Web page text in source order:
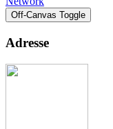
Off-Canvas Toggle
Adresse